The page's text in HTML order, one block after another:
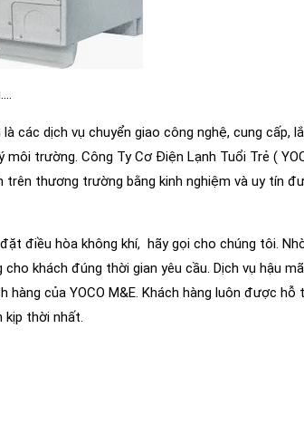
các dịch vụ chuyển giao công nghệ, cung cấp,
trường. Công Ty Cơ Điện Lạnh Tuổi Trẻ (
thương trường bằng kinh nghiệm và uy tín
điều hòa không khí, hãy gọi cho chúng tôi.
khách đúng thời gian yêu cầu. Dịch vụ hậu
của YOCO M&E. Khách hàng luôn được hỗ
kịp thời nhất.